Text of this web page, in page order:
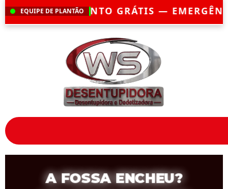
EQUIPE DE PLANTÃO
— EMERGÊNCIA?CHEGAMOS EM
A FOSSA ENCHEU?